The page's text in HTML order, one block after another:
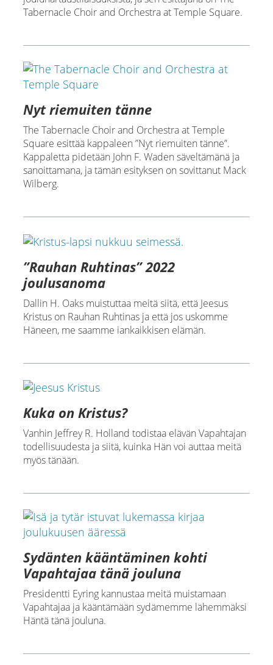
Tabernacle Choir and Orchestra at Temple Square.
Nyt riemuiten tänne
The Tabernacle Choir and Orchestra at Temple
Square esittää kappaleen ”Nyt riemuiten tänne”.
Kappaletta pidetään John F. Waden säveltämänä ja
sanoittamana, ja tämän esityksen on sovittanut Mack
Wilberg.
”Rauhan Ruhtinas” 2022
joulusanoma
Dallin H. Oaks muistuttaa meitä siitä, että Jeesus
Kristus on Rauhan Ruhtinas ja että jos uskomme
Häneen, me saamme iankaikkisen elämän.
Kuka on Kristus?
Vanhin Jeffrey R. Holland todistaa elävän Vapahtajan
todellisuudesta ja siitä, kuinka Hän voi auttaa meitä
myös tänään.
Sydänten kääntäminen kohti
Vapahtajaa tänä jouluna
Presidentti Eyring kannustaa meitä muistamaan
Vapahtajaa ja kääntämään sydämemme lähemmäksi
Häntä tänä jouluna.